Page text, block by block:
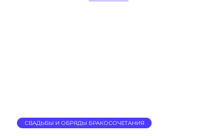
СВАДЬБЫ И ОБРЯДЫ БРАКОСОЧЕТАНИЯ